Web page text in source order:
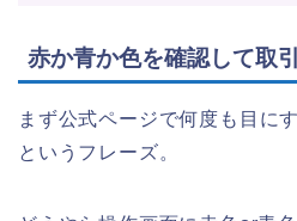
赤か青か色を確認して取
まず公式ページで何度も目に
というフレーズ。